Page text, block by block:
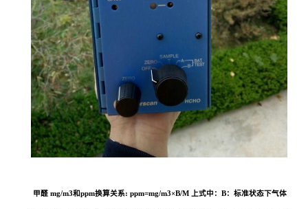
甲醛 mg/m3和ppm换算关系: ppm=mg/m3×B/M 上式中：B：标准状态下气体